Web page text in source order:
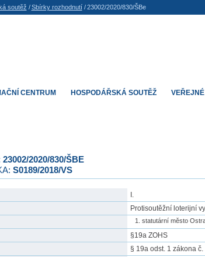
23002/2020/830/ŠBE
S0189/2018/VS
I.
Protisoutěžní loterijní
statutární město
§19a ZOHS
§ 19a odst. 1 zákona
CENTRUM HOSPODÁŘSKÁ SOUTĚŽ
soutěž / Sbírky rozhodnutí/ 23002/2020/830/ŠBe